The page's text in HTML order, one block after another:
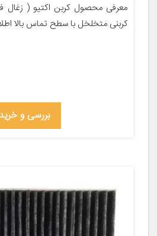
معرفی محصول کربن اکتیو ( زغال
کربنی متخلخل با سطح تماس بالا
بررسی و